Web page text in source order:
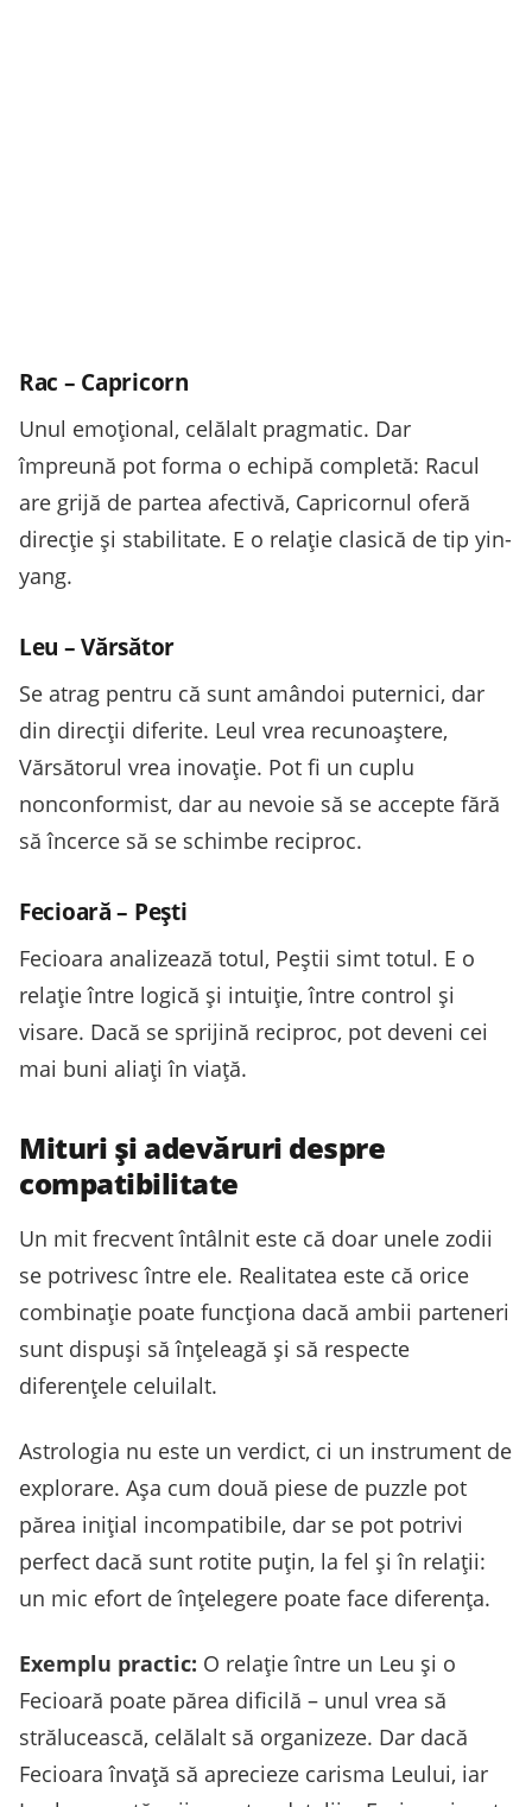
Rac – Capricorn
Unul emoțional, celălalt pragmatic. Dar
împreună pot forma o echipă completă: Racul
are grijă de partea afectivă, Capricornul oferă
direcție și stabilitate. E o relație clasică de tip yin-
yang.
Leu – Vărsător
Se atrag pentru că sunt amândoi puternici, dar
din direcții diferite. Leul vrea recunoaștere,
Vărsătorul vrea inovație. Pot fi un cuplu
nonconformist, dar au nevoie să se accepte fără
să încerce să se schimbe reciproc.
Fecioară – Pești
Fecioara analizează totul, Peștii simt totul. E o
relație între logică și intuiție, între control și
visare. Dacă se sprijină reciproc, pot deveni cei
mai buni aliați în viață.
Mituri și adevăruri despre
compatibilitate
Un mit frecvent întâlnit este că doar unele zodii
se potrivesc între ele. Realitatea este că orice
combinație poate funcționa dacă ambii parteneri
sunt dispuși să înțeleagă și să respecte
diferențele celuilalt.
Astrologia nu este un verdict, ci un instrument de
explorare. Așa cum două piese de puzzle pot
părea inițial incompatibile, dar se pot potrivi
perfect dacă sunt rotite puțin, la fel și în relații:
un mic efort de înțelegere poate face diferența.
Exemplu practic: O relație între un Leu și o
Fecioară poate părea dificilă – unul vrea să
strălucească, celălalt să organizeze. Dar dacă
Fecioara învață să aprecieze carisma Leului, iar